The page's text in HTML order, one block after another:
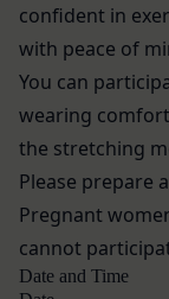
confident in
with peace of
You can
wearing
the stretching
Please prepare
Pregnant
cannot
Date and Time
サービス、
行うサービ
ーケティン
客様情報を
外部サービ
当社は、
その他の外
を利用した
社にお客様
法律上の理由
第4条（会員
会員登録手
ら当社の指
本人が行う
申し込みが
氏名等を入
のとみなし
当社は、会
れかの事由
があります。